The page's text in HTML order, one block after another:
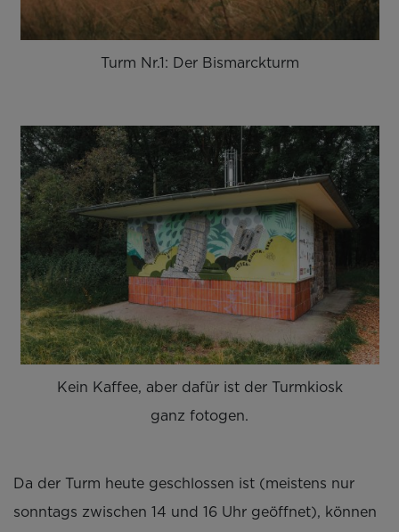
Turm Nr.1: Der Bismarckturm
Kein Kaffee, aber dafür ist der Turmkiosk
ganz fotogen.
Da der Turm heute geschlossen ist (meistens nur
sonntags zwischen 14 und 16 Uhr geöffnet), können